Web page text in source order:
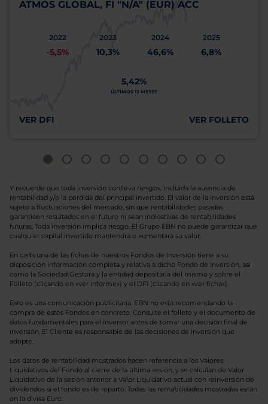
ATMOS GLOBAL, FI "N/A" (EUR) ACC
2022
-5,5%
2023
10,3%
2024
46,6%
2025
6,8%
5,42%
ÚLTIMOS 12 MESES
VER DFI VER FOLLETO
Y recuerde que toda inversión conlleva riesgos, incluida la ausencia de
rentabilidad y/o la pérdida del principal invertido. El valor de la inversión está
sujeto a fluctuaciones del mercado, sin que rentabilidades pasadas
garanticen resultados en el futuro ni sean indicativas de rentabilidades
futuras. Toda inversión implica riesgo. El Grupo EBN no puede garantizar que
cualquier capital invertido mantendrá o aumentará su valor.
En cada una de las fichas de nuestros Fondos de Inversión tiene a su
disposición información completa y relativa a dicho Fondo de Inversión, así
como la Sociedad Gestora y la entidad depositaria del mismo y sobre el
Folleto (clicando en «ver informe») y el DFI (clicando en «ver ficha»).
Esto es una comunicación publicitaria. EBN no está recomendando la
compra de estos Fondos en concreto. Consulte el folleto y el documento de
datos fundamentales para el inversor antes de tomar una decisión final de
inversión. El Cliente es responsable de las decisiones de inversión que
adopte.
Los datos de rentabilidad mostrados hacen referencia a los Valores
Liquidativos del Fondo al cierre de la última sesión, y se calculan de Valor
Liquidativo de la sesión anterior a Valor Liquidativo actual con reinversión de
dividendos si el fondo es de reparto. Todas las rentabilidades mostradas están
en la divisa Euro.